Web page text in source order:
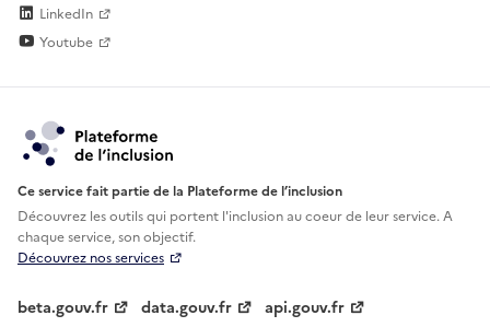
LinkedIn
Youtube
Ce service fait partie de la Plateforme de l’inclusion
Découvrez les outils qui portent l'inclusion aucoeur de leur service. A
chaque service, son objectif.
Découvrez nos services
beta.gouv.fr data.gouv.fr api.gouv.fr